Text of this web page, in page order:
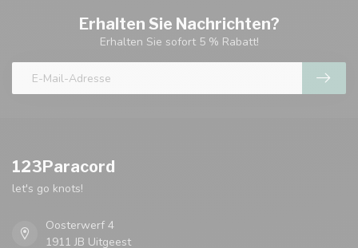
Erhalten Sie Nachrichten?
Erhalten Sie sofort 5 % Rabatt!
123Paracord
let's go knots!
Oosterwerf 4
1911 JB Uitgeest